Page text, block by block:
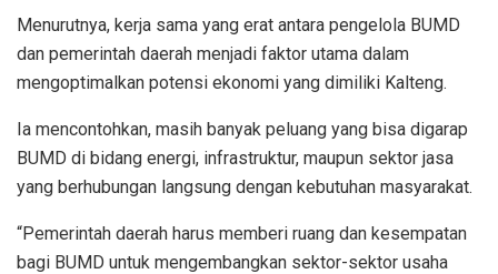
Menurutnya, kerja sama yang erat antara pengelola BUMD
dan pemerintah daerah menjadi faktor utama dalam
mengoptimalkan potensi ekonomi yang dimiliki Kalteng.
Ia mencontohkan, masih banyak peluang yang bisa digarap
BUMD di bidang energi, infrastruktur, maupun sektor jasa
yang berhubungan langsung dengan kebutuhan masyarakat.
“Pemerintah daerah harus memberi ruang dan kesempatan
bagi BUMD untuk mengembangkan sektor-sektor usaha